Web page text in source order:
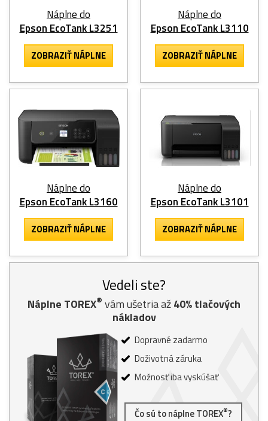
Náplne do
Epson EcoTank L3251
ZOBRAZIŤ NÁPLNE
Náplne do
Epson EcoTank L3110
ZOBRAZIŤ NÁPLNE
Náplne do
Epson EcoTank L3160
ZOBRAZIŤ NÁPLNE
Náplne do
Epson EcoTank L3101
ZOBRAZIŤ NÁPLNE
Vedeli ste?
Náplne TOREX® vám ušetria až40% tlačových
nákladov
Dopravné zadarmo
Doživotná záruka
Možnosť iba vyskúšať
Čo sú to náplne TOREX®?